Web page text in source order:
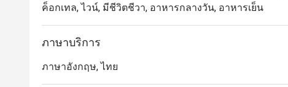
ค็อกเทล, ไวน์, มีชีวิตชีวา, อาหารกลางวัน, อาหารเย็น
ภาษาบริการ
ภาษาอังกฤษ, ไทย